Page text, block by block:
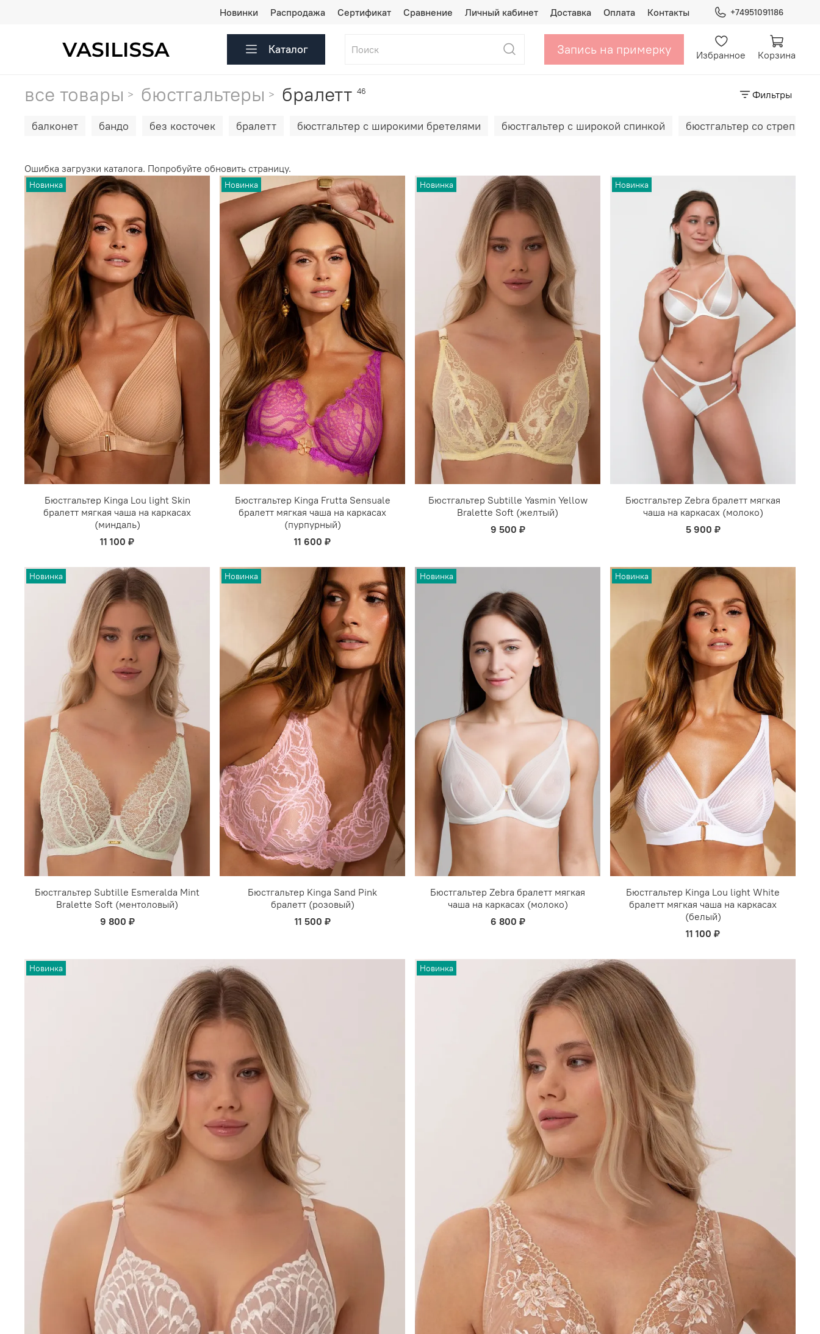
Новинки Распродажа Сертификат Сравнение Личный кабинет Доставка Оплата Контакты +74951091186
Каталог Запись на примерку Избранное Корзина
все товары бюстгальтеры бралетт 46 Фильтры
балконет бандо без косточек бралетт бюстгальтер с широкими бретелями бюстгальтер с широкой спинкой бюстгальтер со стрепами
Ошибка загрузки каталога. Попробуйте обновить страницу.
Новинка
Бюстгальтер Kinga Lou light Skin
бралетт мягкая чаша на каркасах
(миндаль)
11 100 ₽
Новинка
Бюстгальтер Kinga Frutta Sensuale
бралетт мягкая чаша на каркасах
(пурпурный)
11 600 ₽
Новинка
Бюстгальтер Subtille Yasmin Yellow
Bralette Soft (желтый)
9 500 ₽
Новинка
Бюстгальтер Zebra бралетт мягкая
чаша на каркасах (молоко)
5 900 ₽
Новинка
Бюстгальтер Subtille Esmeralda Mint
Bralette Soft (ментоловый)
9 800 ₽
Новинка
Бюстгальтер Kinga Sand Pink
бралетт (розовый)
11 500 ₽
Новинка
Бюстгальтер Zebra бралетт мягкая
чаша на каркасах (молоко)
6 800 ₽
Новинка
Бюстгальтер Kinga Lou light White
бралетт мягкая чаша на каркасах
(белый)
11 100 ₽
Новинка Новинка